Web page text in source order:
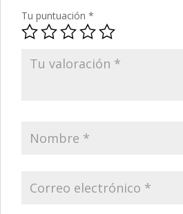
Tu puntuación*